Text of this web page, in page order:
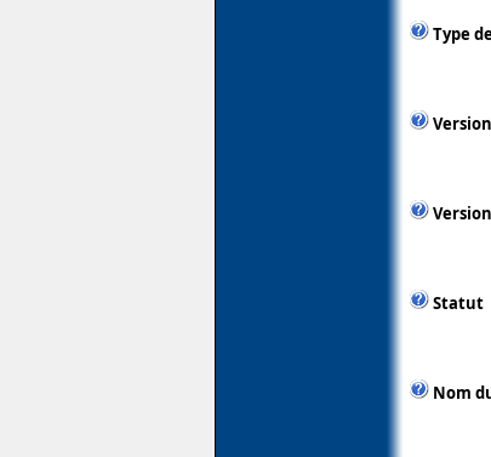
Type
Version
Statut
Nom